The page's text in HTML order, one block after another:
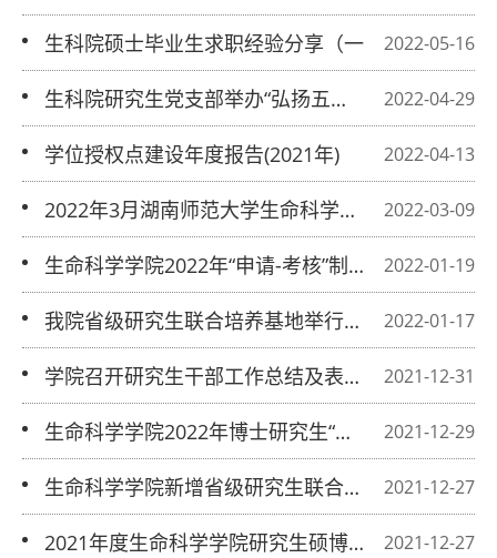
2022-05-16
生科院硕士毕业生求职经验分享（一）
2022-04-29
生科院研究生党支部举办“弘扬五四精
神，勇担青年责任”党日活动 2022-04-13
学位授权点建设年度报告(2021年)
2022-03-09
2022年3月湖南师范大学生命科学学院
接受同等学力人员申请硕士学位招生简
章
2022-01-19
生命科学学院2022年“申请-考核”制博
士研究生综合考核总成绩 2022-01-17
我院省级研究生联合培养基地举行授牌
揭牌仪式 2021-12-31
学院召开研究生干部工作总结及表彰大
会 2021-12-29
生命科学学院2022年博士研究生“申请-
考核”制招生公告 2021-12-27
生命科学学院新增省级研究生联合培养
基地 2021-12-27
2021年度生命科学学院研究生硕博连